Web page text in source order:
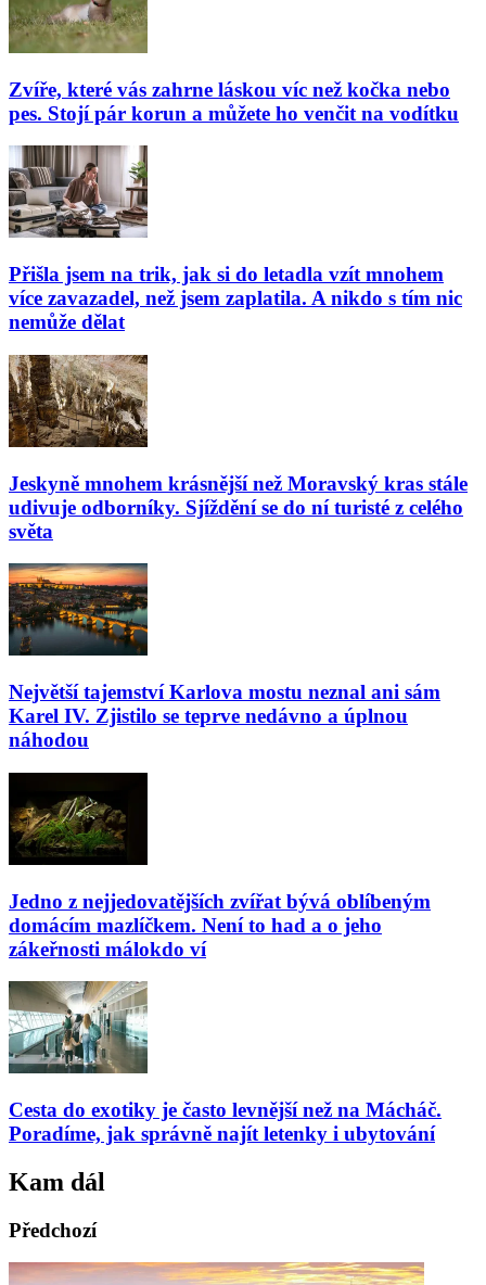
Zvíře, které vás zahrne láskou víc než kočka nebo
pes. Stojí pár korun a můžete ho venčit na vodítku
Přišla jsem na trik, jak si do letadla vzít mnohem
více zavazadel, než jsem zaplatila. A nikdo s tím nic
nemůže dělat
Jeskyně mnohem krásnější než Moravský kras stále
udivuje odborníky. Sjíždění se do ní turisté z celého
světa
Největší tajemství Karlova mostu neznal ani sám
Karel IV. Zjistilo se teprve nedávno a úplnou
náhodou
Jedno z nejjedovatějších zvířat bývá oblíbeným
domácím mazlíčkem. Není to had a o jeho
zákeřnosti málokdo ví
Cesta do exotiky je často levnější než na Mácháč.
Poradíme, jak správně najít letenky i ubytování
Kam dál
Předchozí